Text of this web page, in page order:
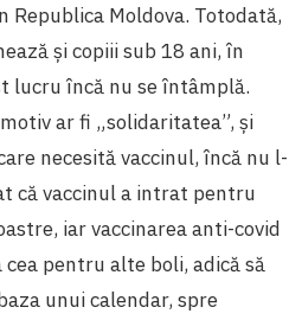
Republica Moldova. Totodată,
și copiii sub 18 ani, în
lucru încă nu se întâmplă.
ar fi „solidaritatea”, și
necesită vaccinul, încă nu l-
că vaccinul a intrat pentru
iar vaccinarea anti-covid
pentru alte boli, adică să
unui calendar, spre